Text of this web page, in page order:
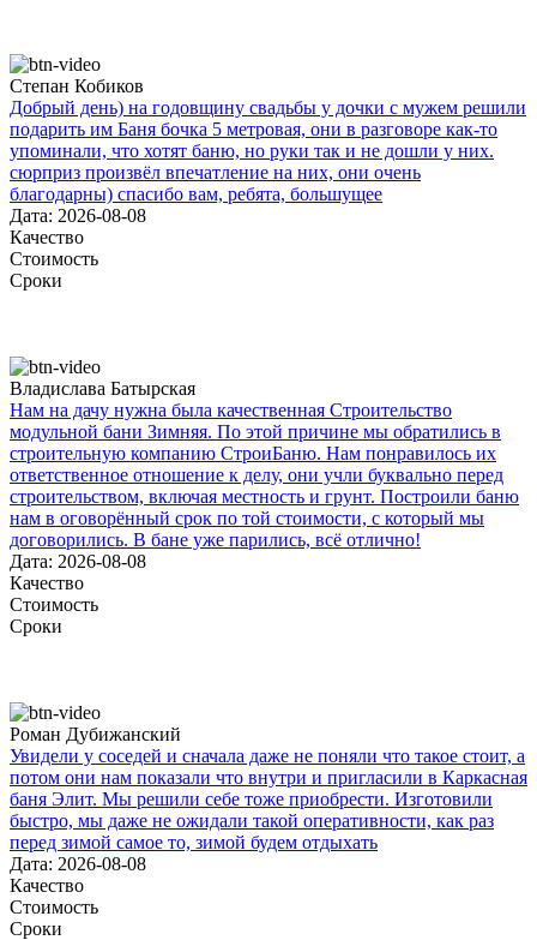
Степан Кобиков
Добрый день) на годовщину свадьбы у дочки с мужем решили
подарить им Баня бочка 5 метровая, они в разговоре как-то
упоминали, что хотят баню, но руки так и не дошли у них.
сюрприз произвёл впечатление на них, они очень
благодарны) спасибо вам, ребята, большущее
Дата: 2026-08-08
Качество
Стоимость
Сроки
Владислава Батырская
Нам на дачу нужна была качественная Строительство
модульной бани Зимняя. По этой причине мы обратились в
строительную компанию СтроиБаню. Нам понравилось их
ответственное отношение к делу, они учли буквально перед
строительством, включая местность и грунт. Построили баню
нам в оговорённый срок по той стоимости, с который мы
договорились. В бане уже парились, всё отлично!
Дата: 2026-08-08
Качество
Стоимость
Сроки
Роман Дубижанский
Увидели у соседей и сначала даже не поняли что такое стоит, а
потом они нам показали что внутри и пригласили в Каркасная
баня Элит. Мы решили себе тоже приобрести. Изготовили
быстро, мы даже не ожидали такой оперативности, как раз
перед зимой самое то, зимой будем отдыхать
Дата: 2026-08-08
Качество
Стоимость
Сроки